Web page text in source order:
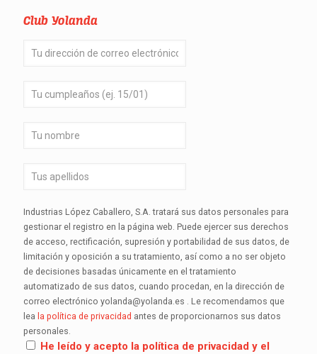
Club Yolanda
Industrias López Caballero, S.A. tratará sus datos personales para
gestionar el registro en la página web. Puede ejercer sus derechos
de acceso, rectificación, supresión y portabilidad de sus datos, de
limitación y oposición a su tratamiento, así como a no ser objeto
de decisiones basadas únicamente en el tratamiento
automatizado de sus datos, cuando procedan, en la dirección de
correo electrónico yolanda@yolanda.es . Le recomendamos que
lea la política de privacidad antes de proporcionarnos sus datos
personales.
He leído y acepto la política de privacidad y el